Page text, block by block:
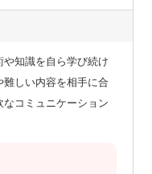
知識を自ら学び続け
難しい内容を相手に合
コミュニケーション